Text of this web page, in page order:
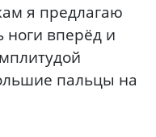
я предлагаю
ноги вперёд и
пальцы на